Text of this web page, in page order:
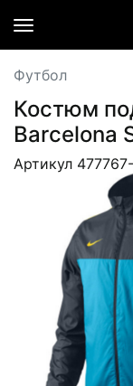
Футбол
Костюм
Barcelona
Артикул